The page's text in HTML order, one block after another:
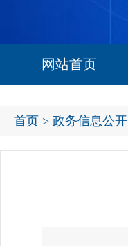
网站首页
首页 > 政务信息公开